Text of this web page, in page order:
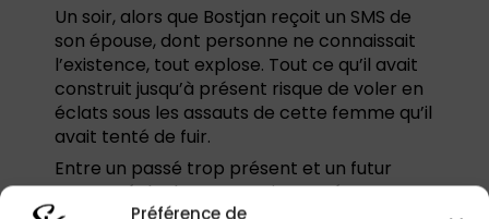
Préférence de
Un soir, alors que Bostjan reçoit un SMS de
son épouse, dont personne ne connaissait
l’existence, tout explose. Tout ce qu’il avait
construit jusqu’à présent risque de voler en
éclats sous les assauts de cette femme qu’il
avait tenté de fuir.
Entre un passé trop présent et un futur
composé de doutes, Bostjan et Léonore